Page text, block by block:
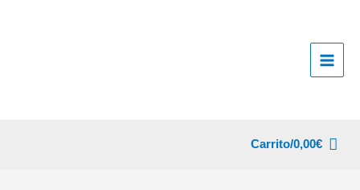
Carrito/0,00€